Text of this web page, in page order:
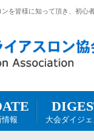
を皆様に知って頂き、初心
報 大会ダイジ